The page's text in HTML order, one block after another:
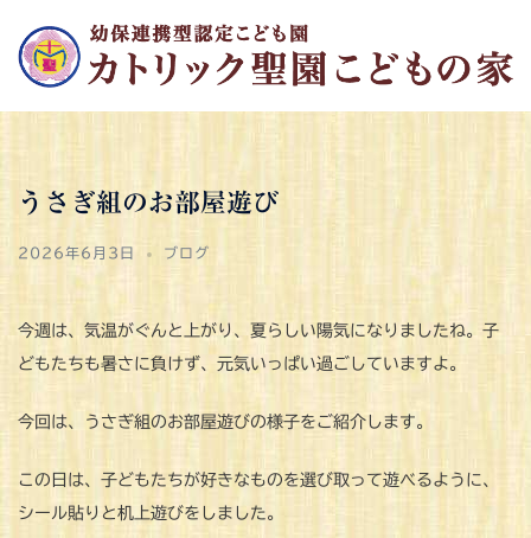
ン
うさぎ組のお部屋遊び
2026年6月3日 ブログ
今週は、気温がぐんと上がり、夏らしい陽気になりましたね。子
どもたちも暑さに負けず、元気いっぱい過ごしていますよ。
今回は、うさぎ組のお部屋遊びの様子をご紹介します。
この日は、子どもたちが好きなものを選び取って遊べるように、
シール貼りと机上遊びをしました。